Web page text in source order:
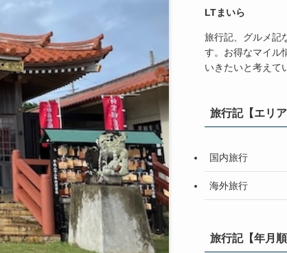
LTまいら
旅行記、グルメ記
す。お得なマイル
いきたいと考えて
旅行記【エリア
国内旅行
海外旅行
旅行記【年月順